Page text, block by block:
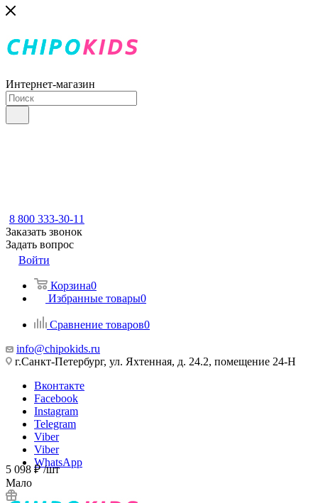
Интернет-магазин
8 800 333-30-11
Заказать звонок
Задать вопрос
Войти
Корзина0
Избранные товары0
Сравнение товаров0
info@chipokids.ru
г.Санкт-Петербург, ул. Яхтенная, д. 24.2, помещение 24-Н
Вконтакте
Facebook
Instagram
Telegram
Viber
Viber
WhatsApp
5 098 ₽ /шт
Мало